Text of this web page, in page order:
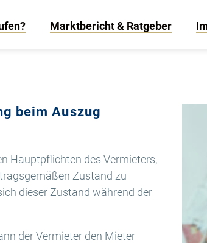
Marktbericht & Ratgeber
beim Auszug
Hauptpflichten des Vermieters,
Zustand zu
dieser Zustand während der
der Vermieter den Mieter